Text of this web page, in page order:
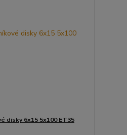
disky 6x15 5x100 ET35